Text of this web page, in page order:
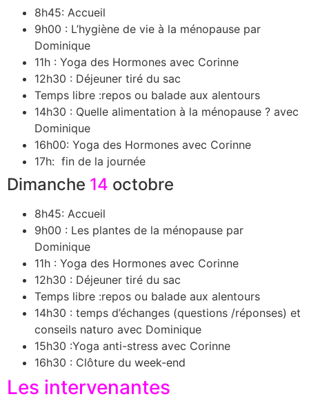
8h45: Accueil
9h00 : L’hygiène de vie à la ménopause par
Dominique
11h : Yoga des Hormones avec Corinne
12h30 : Déjeuner tiré du sac
Temps libre :repos ou balade aux alentours
14h30 : Quelle alimentation à la ménopause ? avec
Dominique
16h00: Yoga des Hormones avec Corinne
17h: fin de la journée
Dimanche 14 octobre
8h45: Accueil
9h00 : Les plantes de la ménopause par
Dominique
11h : Yoga des Hormones avec Corinne
12h30 : Déjeuner tiré du sac
Temps libre :repos ou balade aux alentours
14h30 : temps d’échanges (questions /réponses) et
conseils naturo avec Dominique
15h30 :Yoga anti-stress avec Corinne
16h30 : Clôture du week-end
Les intervenantes